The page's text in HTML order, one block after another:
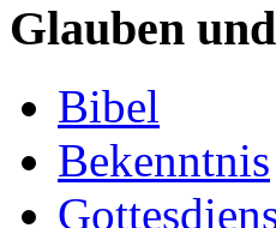
Glauben
Bibel
Bekenntnis